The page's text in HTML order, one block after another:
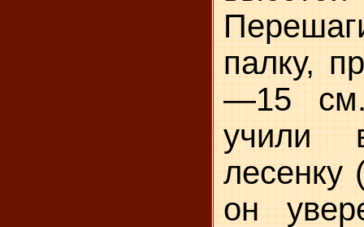
палку,
—15
учили
лесенку
он